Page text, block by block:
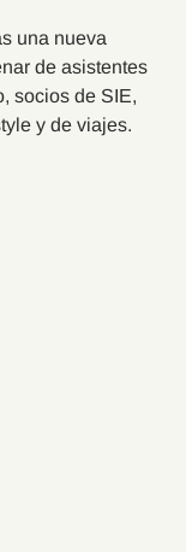
una nueva
de asistentes
socios de SIE,
y de viajes.